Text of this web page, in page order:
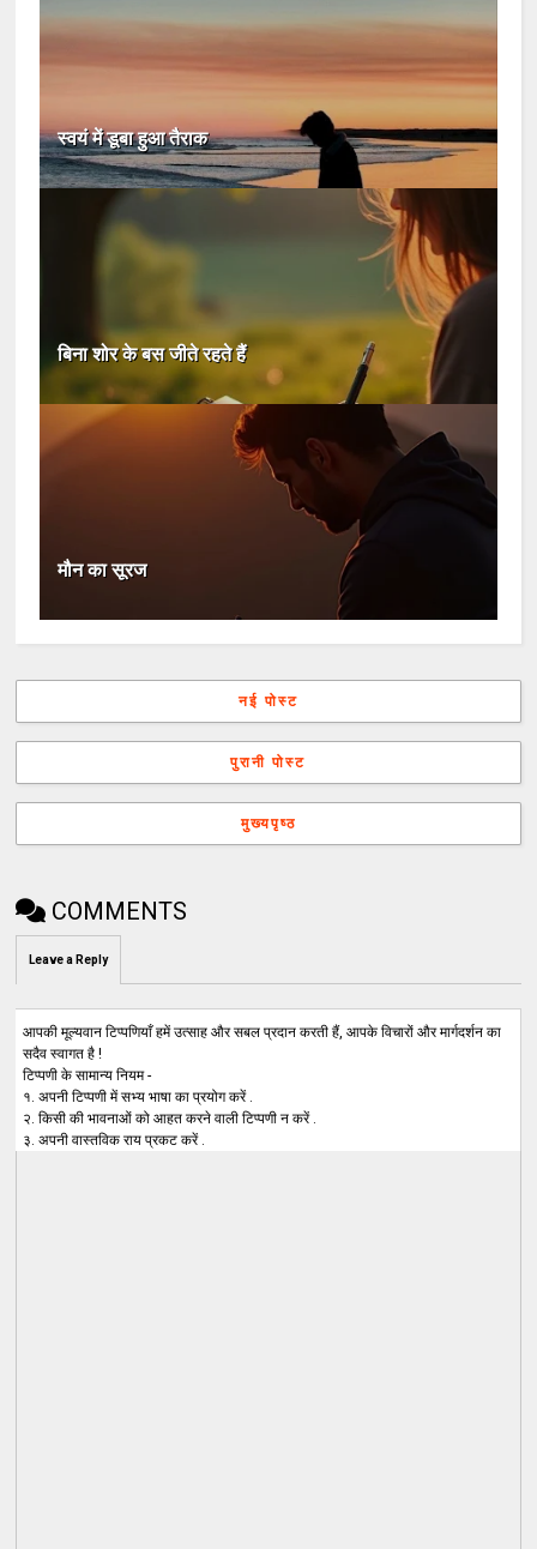
स्वयं में डूबा हुआ तैराक
बिना शोर के बस जीते रहते हैं
मौन का सूरज
नई पोस्ट
पुरानी पोस्ट
मुख्यपृष्ठ
COMMENTS
Leave a Reply
आपकी मूल्यवान टिप्पणियाँ हमें उत्साह और सबल प्रदान करती हैं, आपके विचारों और मार्गदर्शन का
सदैव स्वागत है !
टिप्पणी के सामान्य नियम -
१. अपनी टिप्पणी में सभ्य भाषा का प्रयोग करें .
२. किसी की भावनाओं को आहत करने वाली टिप्पणी न करें .
३. अपनी वास्तविक राय प्रकट करें .